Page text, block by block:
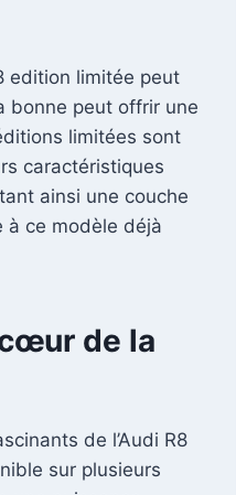
edition limitée peut
bonne peut offrir une
limitées sont
caractéristiques
ainsi une couche
à ce modèle déjà
de la
de l’Audi R8
sur plusieurs